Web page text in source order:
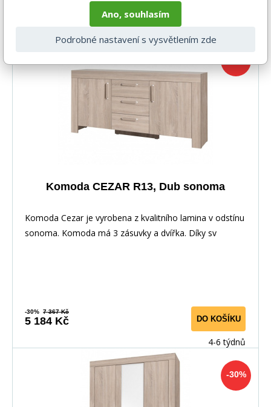
Komoda CEZAR R13, Dub sonoma
Komoda Cezar je vyrobena z kvalitního lamina v odstínu
sonoma. Komoda má 3 zásuvky a dvířka. Díky sv
-30% 7 367 Kč
5 184 Kč DO KOŠÍKU
4-6 týdnů
-30%
Ano, souhlasím
Podrobné nastavení s vysvětlením zde